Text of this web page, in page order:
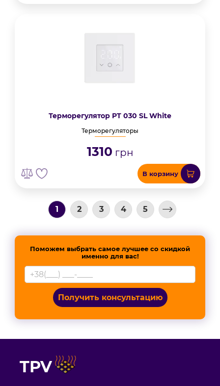
Терморегулятор PT 030 SL White
Терморегуляторы
1310 грн
В корзину
1 2 3 4 5
Поможем выбрать самое лучшее со скидкой
именно для вас!
Получить консультацию
TPV